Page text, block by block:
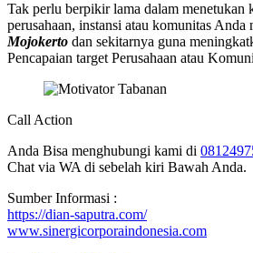
Tak perlu berpikir lama dalam menetukan
perusahaan, instansi atau komunitas Anda
Mojokerto dan sekitarnya guna
Pencapaian target Perusahaan atau
Call Action
Anda Bisa menghubungi kami di
Chat via WA di sebelah kiri Bawah Anda.
Sumber Informasi :
https://dian-saputra.com/
www.sinergicorporaindonesia.com